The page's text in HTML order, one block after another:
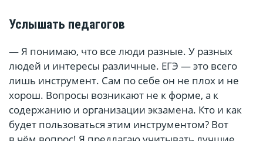
Услышать педагогов
— Я понимаю, что все люди разные. У разных
людей и интересы различные. ЕГЭ — это всего
лишь инструмент. Сам по себе он не плох и не
хорош. Вопросы возникают не к форме, а к
содержанию и организации экзамена. Кто и как
будет пользоваться этим инструментом? Вот